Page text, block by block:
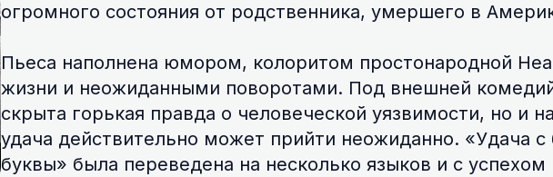
огромного состояния от родственника, умершего в
Пьеса наполнена юмором, колоритом простонародной
жизни и неожиданными поворотами. Под внешней
скрыта горькая правда о человеческой уязвимости, но и
удача действительно может прийти неожиданно. «Удача
буквы» была переведена на несколько языков и с успехом